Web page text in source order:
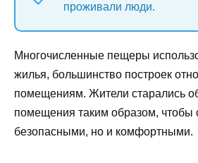
проживали люди.
Многочисленные пещеры
жилья, большинство построек
помещениям. Жители старались
помещения таким образом, чтобы
безопасными, но и комфортными.